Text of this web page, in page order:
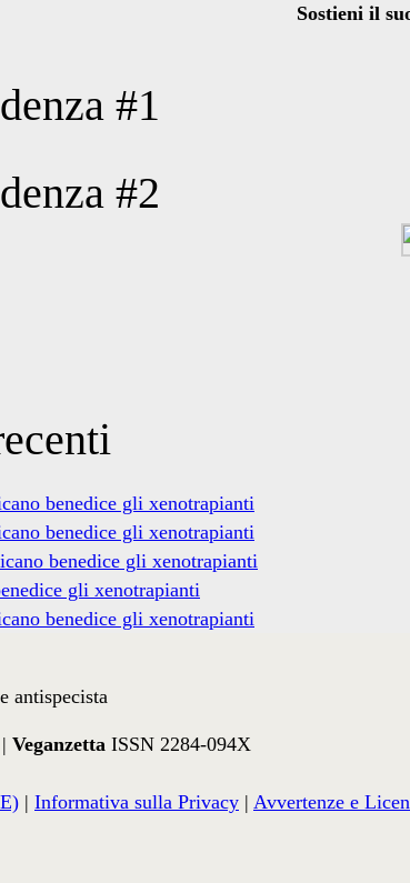
Sostieni il
#1
#2
benedice gli xenotrapianti
benedice gli xenotrapianti
benedice gli xenotrapianti
gli xenotrapianti
benedice gli xenotrapianti
antispecista
Veganzetta ISSN 2284-094X
| Informativa sulla Privacy | Avvertenze e